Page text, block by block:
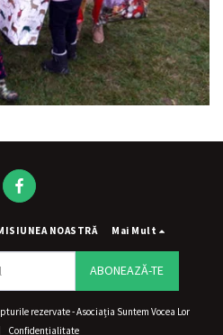
NOASTRĂ Mai Mult
ABONEAZĂ-TE
rezervate -Asociația Suntem Vocea Lor
Confidențialitate